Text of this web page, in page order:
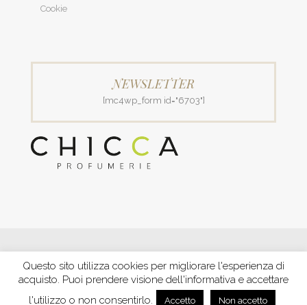
Cookie
NEWSLETTER
[mc4wp_form id="6703"]
C.F. PLVNPT51B44G157J P. IVA IT00426970422 |PRIVACY
Ecommerce by XBRAIN-Trasparenza aiuti e contributi
riconosciuti nel 2020
Questo sito utilizza cookies per migliorare l'esperienza di
acquisto. Puoi prendere visione dell'informativa e accettare
l'utilizzo o non consentirlo.
Accetto Non accetto